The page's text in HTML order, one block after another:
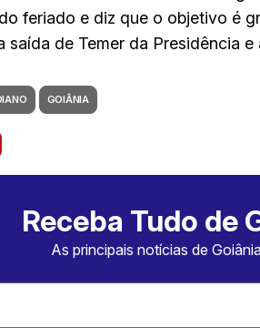
feriado e diz que o objetivo é
saída de Temer da Presidência
GOIÂNIA
Receba Tudo de
As principais notícias de